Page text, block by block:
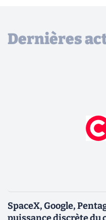
Dernières
SpaceX, Google,